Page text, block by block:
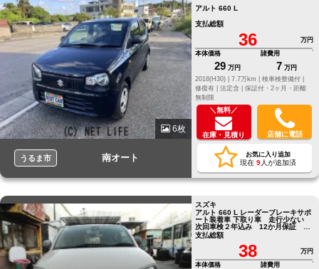
6枚
うるま市 南オート
アルト 660 L
支払総額
36
万円
本体価格
29 万円
諸費用
7 万円
2018(H30) |
7.7万km |
検車検整備付 |
修復有 | 法定含 | 保証付・2ヶ月・距離
無制限
＼無料／
在庫・見積り 店舗に電話
お気に入り追加
現在 9人が追加済
スズキ
アルト 660 L レーダーブレーキサポ
ート装着車 下取り車 走行少ない
次回車検２年込み 12か月保証 ＋
4万で24か月保証
支払総額
38
万円
本体価格
諸費用